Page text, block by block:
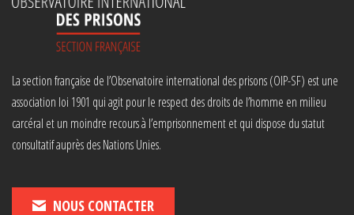
La section française de l’Observatoire international des prisons (OIP-SF) est une
association loi 1901 qui agit pour le respect des droits de l’homme en milieu
carcéral et un moindre recours à l’emprisonnement et qui dispose du statut
consultatif auprès des Nations Unies.
NOUS CONTACTER